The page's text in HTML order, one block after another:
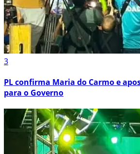
3
PL confirma Maria do Carmo e
para o Governo